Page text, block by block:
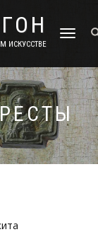
ИСКУССТВЕ
TOGGLE